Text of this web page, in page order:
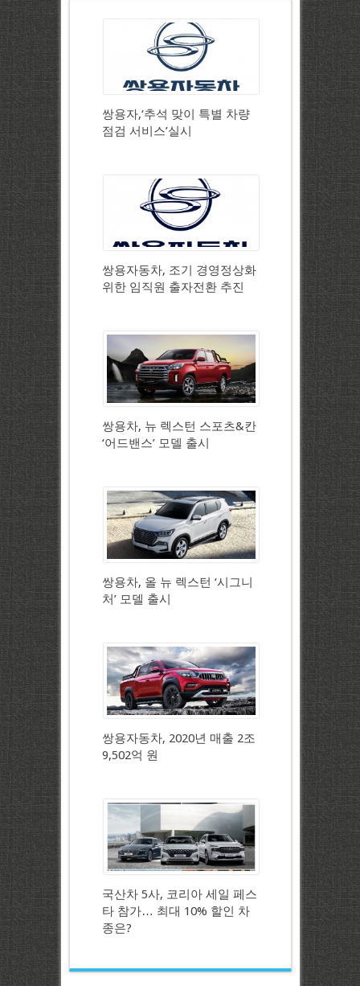
쌍용자,‘추석 맞이 특별 차량
점검 서비스’실시
쌍용자동차, 조기 경영정상화
위한 임직원 출자전환 추진
쌍용차, 뉴 렉스턴 스포츠&칸
‘어드밴스’ 모델 출시
쌍용차, 올 뉴 렉스턴 ‘시그니
처’ 모델 출시
쌍용자동차, 2020년 매출 2조
9,502억 원
국산차 5사, 코리아 세일 페스
타 참가… 최대 10% 할인 차
종은?